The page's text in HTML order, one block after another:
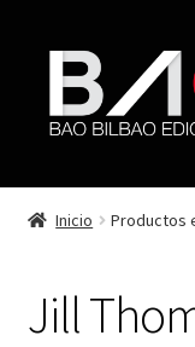
TIENDA
AUTORES
Inicio Productos
Jill